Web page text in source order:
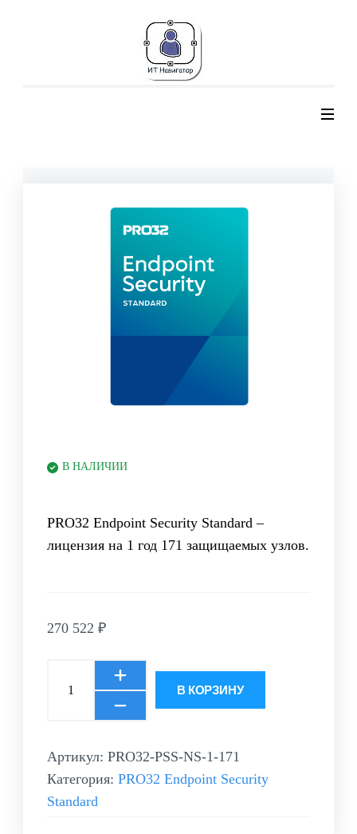
В НАЛИЧИИ
PRO32 Endpoint Security Standard –
лицензия на 1 год 171 защищаемых узлов.
270 522 ₽
В КОРЗИНУ
Артикул: PRO32-PSS-NS-1-171
Категория: PRO32 Endpoint Security
Standard